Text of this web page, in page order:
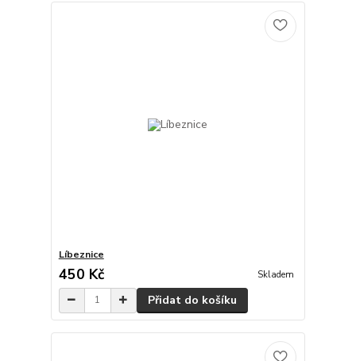
Líbeznice
450 Kč Skladem
Přidat do košíku